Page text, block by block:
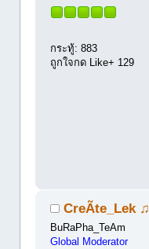
กระทู้: 883
ถูกใจกด Like+ 129
CreÃte_Lek ♫
BuRaPha_TeAm
Global Moderator